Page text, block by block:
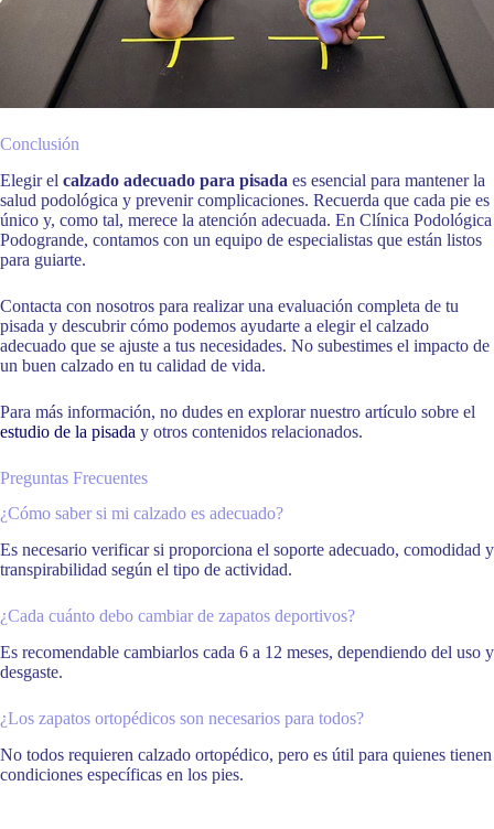
Conclusión
Elegir el calzado adecuado para pisada es esencial para mantener la
salud podológica y prevenir complicaciones. Recuerda que cada pie es
único y, como tal, merece la atención adecuada. En Clínica Podológica
Podogrande, contamos con un equipo de especialistas que están listos
para guiarte.
Contacta con nosotros para realizar una evaluación completa de tu
pisada y descubrir cómo podemos ayudarte a elegir el calzado
adecuado que se ajuste a tus necesidades. No subestimes el impacto de
un buen calzado en tu calidad de vida.
Para más información, no dudes en explorar nuestro artículo sobre el
estudio de la pisada y otros contenidos relacionados.
Preguntas Frecuentes
¿Cómo saber si mi calzado es adecuado?
Es necesario verificar si proporciona el soporte adecuado, comodidad y
transpirabilidad según el tipo de actividad.
¿Cada cuánto debo cambiar de zapatos deportivos?
Es recomendable cambiarlos cada 6 a 12 meses, dependiendo del uso y
desgaste.
¿Los zapatos ortopédicos son necesarios para todos?
No todos requieren calzado ortopédico, pero es útil para quienes tienen
condiciones específicas en los pies.